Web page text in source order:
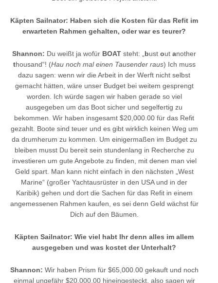
Käpten Sailnator: Haben sich die Kosten für das Refit im
erwarteten Rahmen gehalten, oder war es teurer?
Shannon: Du weißt ja wofür BOAT steht: „ bust out another
thousand“! (Hau noch mal einen Tausender raus) Ich muss
dazu sagen: wenn wir die Arbeit in der Werft nicht selbst
gemacht hätten, wäre unser Budget bei weitem gesprengt
worden. Ich würde sagen wir haben gerade so viel
ausgegeben um das Boot sicher und segelfertig zu
bekommen. Wir haben insgesamt $20,000.00 für das Refit
gezahlt. Boote sind teuer und es gibt wirklich keinen Weg um
da drumherum zu kommen. Um einigermaßen im Budget zu
bleiben musst Du bereit sein stundenlang in Recherche zu
investieren um gute Angebote zu finden, mit denen man viel
Geld spart. Man kann nicht einfach in den nächsten „West
Marine“ (großer Yachtausrüster in den USA und in der
Karibik) gehen und dort die Sachen für das Refit in einem
angemessenen Rahmen kaufen, es sei denn Geld wächst für
Dich auf den Bäumen.
Käpten Sailnator: Wie viel habt Ihr denn alles im allem
ausgegeben und was kostet der Unterhalt?
Shannon: Wir haben Prism für $65,000.00 gekauft und noch
einmal ungefähr $20,000.00 hineingesteckt, also sagen wir